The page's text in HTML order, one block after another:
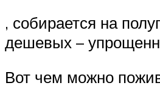
, собирается на
дешевых –
Вот чем можно